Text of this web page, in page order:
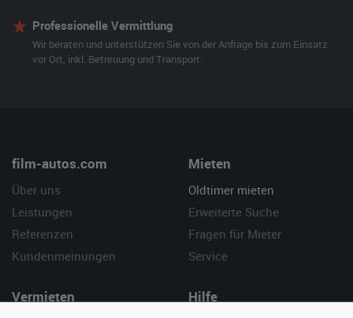
Professionelle Vermittlung
Wir beraten und unterstützen Sie von der Anfrage bis zum Einsatz
vor Ort, inkl. Betreuung und Transport.
film-autos.com
Über uns
Leistungen
Referenzen
Kundenmeinungen
Mieten
Oldtimer mieten
Erweiterte Suche
Fragen für Mieter
Service
Vermieten Hilfe